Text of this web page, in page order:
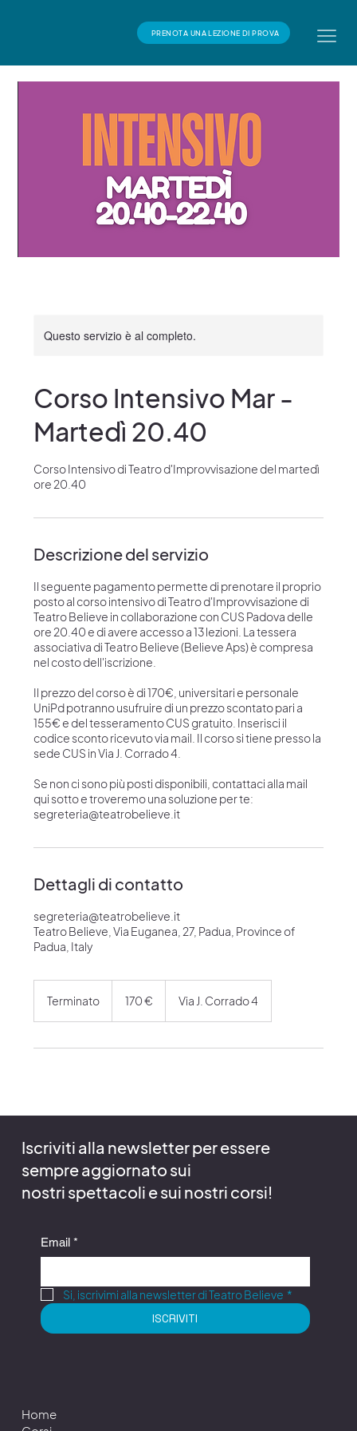
PRENOTA UNA LEZIONE DI PROVA
Questo servizio è al completo.
Corso Intensivo Mar -
Martedì 20.40
Corso Intensivo di Teatro d'Improvvisazione del martedì
ore 20.40
Descrizione del servizio
Il seguente pagamento permette di prenotare il proprio
posto al corso intensivo di Teatro d'Improvvisazione di
Teatro Believe in collaborazione con CUS Padova delle
ore 20.40 e di avere accesso a 13 lezioni. La tessera
associativa di Teatro Believe (Believe Aps) è compresa
nel costo dell'iscrizione.
Il prezzo del corso è di 170€, universitari e personale
UniPd potranno usufruire di un prezzo scontato pari a
155€ e del tesseramento CUS gratuito. Inserisci il
codice sconto ricevuto via mail. Il corso si tiene presso la
sede CUS in Via J. Corrado 4.
Se non ci sono più posti disponibili, contattaci alla mail
qui sotto e troveremo una soluzione per te:
segreteria@teatrobelieve.it
Dettagli di contatto
segreteria@teatrobelieve.it
Teatro Believe, Via Euganea, 27, Padua, Province of
Padua, Italy
Terminato
m
170 € Via J. Corrado 4
Iscriviti alla newsletter per essere
sempre aggiornato sui
nostri spettacoli e sui nostri corsi!
Email *
Si, iscrivimi alla newsletter di Teatro Believe *
ISCRIVITI
Home